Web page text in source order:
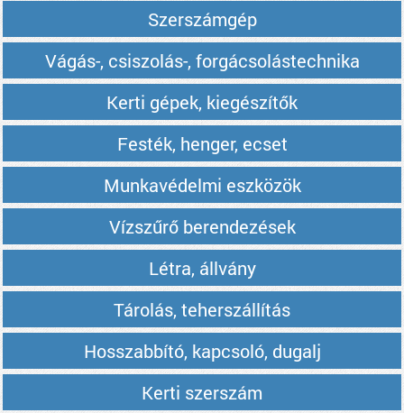
Szerszámgép
Vágás-, csiszolás-, forgácsolástechnika
Kerti gépek, kiegészítők
Festék, henger, ecset
Munkavédelmi eszközök
Vízszűrő berendezések
Létra, állvány
Tárolás, teherszállítás
Hosszabbító, kapcsoló, dugalj
Kerti szerszám